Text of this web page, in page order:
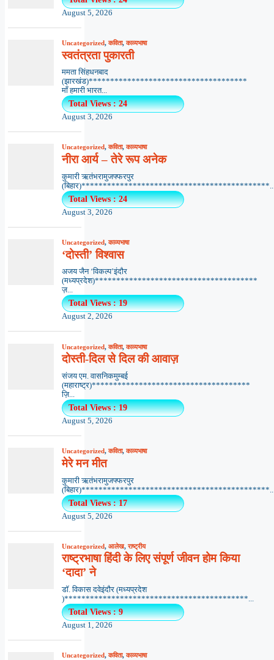
August 5, 2026
Uncategorized,कविता,काव्यभाषा
स्वतंत्रता पुकारती
ममता सिंहधनबाद
(झारखंड)*************************************
माँ हमारी भारत...
Total Views : 24
August 3, 2026
Uncategorized,कविता,काव्यभाषा
नीरा आर्य – तेरे रूप अनेक
कुमारी ऋतंभरामुजफ्फरपुर
Total Views : 24
August 3, 2026
Uncategorized,काव्यभाषा
‘दोस्ती’ विश्वास
अजय जैन ‘विकल्प’इंदौर
(मध्यप्रदेश)**************************************
ज़...
Total Views : 19
August 2, 2026
Uncategorized,कविता,काव्यभाषा
दोस्ती-दिल से दिल की आवाज़
संजय एम. वासनिकमुम्बई
(महाराष्ट्र)*************************************
ज़ि...
Total Views : 19
August 5, 2026
Uncategorized,कविता,काव्यभाषा
मेरे मन मीत
कुमारी ऋतंभरामुजफ्फरपुर
Total Views : 17
August 5, 2026
Uncategorized, आलेख,राष्ट्रीय
राष्ट्रभाषा हिंदी के लिए संपूर्ण जीवन होम किया
‘दादा’ ने
डॉ. विकास दवेइंदौर (मध्यप्रदेश
)*******************************************...
Total Views : 9
August 1, 2026
Uncategorized,कविता,काव्यभाषा